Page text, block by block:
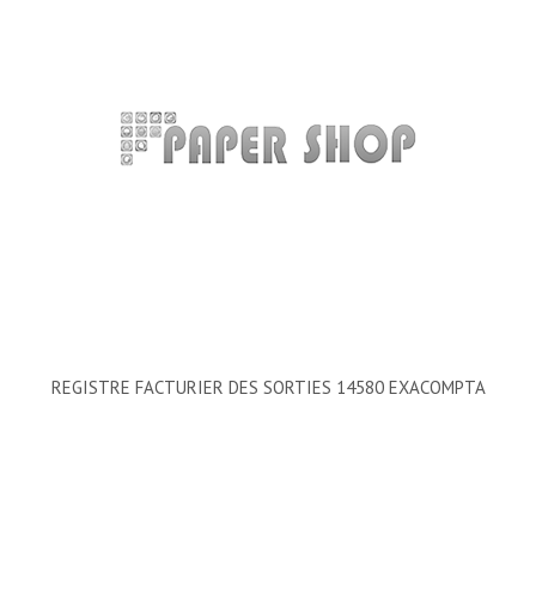
REGISTRE FACTURIER DES SORTIES 14580 EXACOMPTA